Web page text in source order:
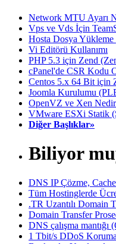
Network MTU Ayarı
Vps ve Vds İçin
Hosta Dosya Yükleme
Vi Editörü Kullanımı
PHP 5.3 için Zend
cPanel'de CSR Kodu
Centos 5.x 64 Bit için
Joomla Kurulumu
OpenVZ ve Xen
VMware ESXi Statik
Diğer Başlıklar»
Biliyor
DNS IP Çözme,
Tüm Hostinglerde
.TR Uzantılı Domain
Domain Transfer
DNS çalışma mantığı
1 Tbit/s DDoS